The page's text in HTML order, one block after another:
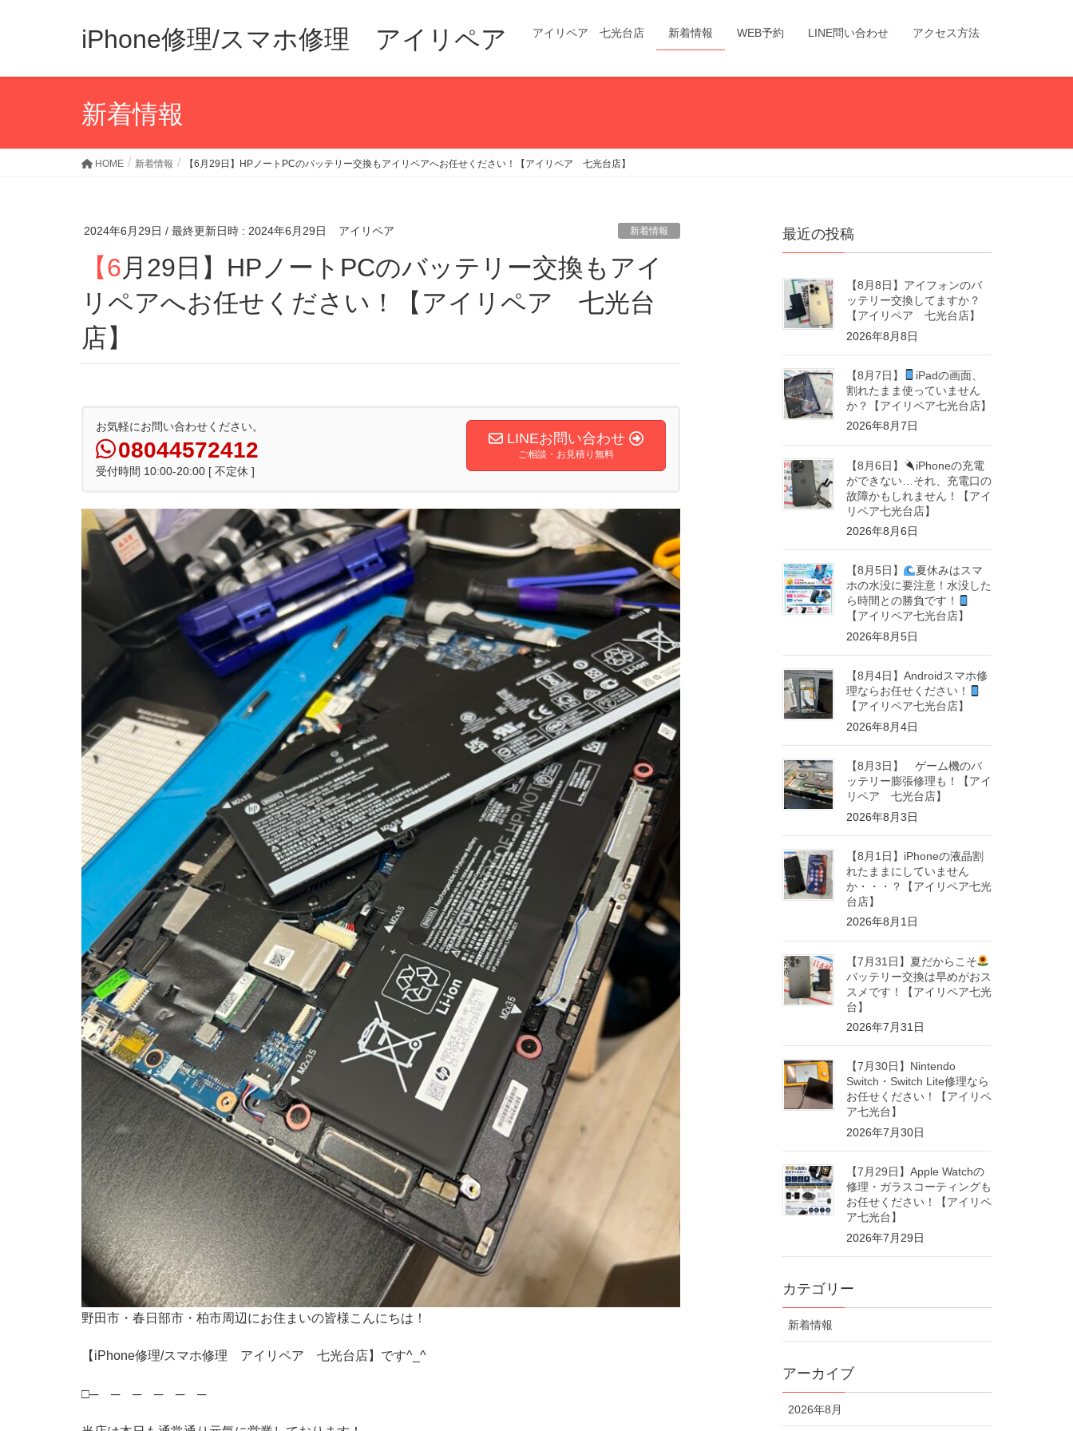
iPhone修理/スマホ修理 アイリペア アイリペア 七光台店 新着情報 WEB予約 LINE問い合わせ アクセス方法
新着情報
HOME 新着情報 【6月29日】HPノートPCのバッテリー交換もアイリペアへお任せください！【アイリペア 七光台店】
2024年6月29日 / 最終更新日時 : 2024年6月29日 アイリペア 新着情報
【6月29日】HPノートPCのバッテリー交換もアイ
リペアへお任せください！【アイリペア 七光台
店】
お気軽にお問い合わせください。
08044572412
受付時間 10:00-20:00 [ 不定休 ]
LINEお問い合わせ
ご相談・お見積り無料
野田市・春日部市・柏市周辺にお住まいの皆様こんにちは！
【iPhone修理/スマホ修理 アイリペア 七光台店】です^_^
□─ ─ ─ ─ ─ ─
最近の投稿
【8月8日】アイフォンのバ
ッテリー交換してますか？
【アイリペア 七光台店】
2026年8月8日
【8月7日】
iPadの画面、
割れたまま使っていません
か？【アイリペア七光台店】
2026年8月7日
【8月6日】
iPhoneの充電
ができない…それ、充電口の
故障かもしれません！【アイ
リペア七光台店】
2026年8月6日
【8月5日】
夏休みはスマ
ホの水没に要注意！水没した
ら時間との勝負です！
【アイリペア七光台店】
2026年8月5日
【8月4日】Androidスマホ修
理ならお任せください！
【アイリペア七光台店】
2026年8月4日
【8月3日】 ゲーム機のバ
ッテリー膨張修理も！【アイ
リペア 七光台店】
2026年8月3日
【8月1日】iPhoneの液晶割
れたままにしていません
か・・・？【アイリペア七光
台店】
2026年8月1日
【7月31日】夏だからこそ
バッテリー交換は早めがおス
スメです！【アイリペア七光
台】
2026年7月31日
【7月30日】Nintendo
Switch・Switch Lite修理なら
お任せください！【アイリペ
ア七光台】
2026年7月30日
【7月29日】Apple Watchの
修理・ガラスコーティングも
お任せください！【アイリペ
ア七光台】
2026年7月29日
カテゴリー
新着情報
アーカイブ
2026年8月